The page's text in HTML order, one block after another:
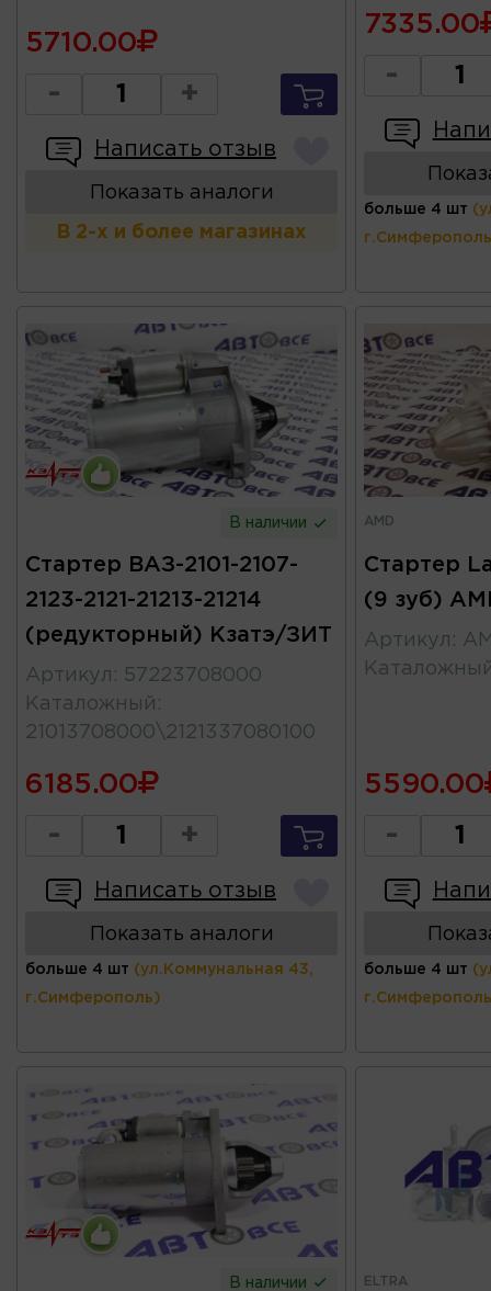
5710.00
- +
Написать отзыв
Показать аналоги
В 2-х и более магазинах
7335.00
-
больше 4 шт
В наличии
Стартер ВАЗ-2101-2107-
2123-2121-21213-21214
(редукторный) Кзатэ/ЗИТ
Артикул : 57223708000
Каталожный :
21013708000\2121337080100
6185.00
- +
Написать отзыв
Показать аналоги
больше 4 шт (ул.Коммунальная 43,
г.Симферополь)
AMD
Стартер
(9 зуб)
Артикул :
5590.00
-
больше 4 шт
В наличии ELTRA